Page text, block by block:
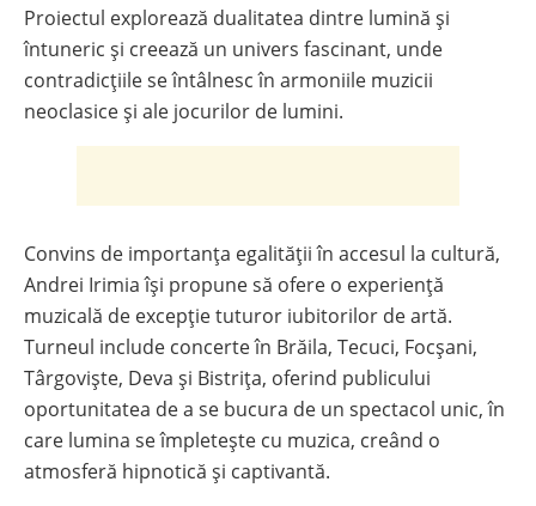
Proiectul explorează dualitatea dintre lumină și
întuneric și creează un univers fascinant, unde
contradicțiile se întâlnesc în armoniile muzicii
neoclasice și ale jocurilor de lumini.
Convins de importanța egalității în accesul la cultură,
Andrei Irimia își propune să ofere o experiență
muzicală de excepție tuturor iubitorilor de artă.
Turneul include concerte în Brăila, Tecuci, Focșani,
Târgoviște, Deva și Bistrița, oferind publicului
oportunitatea de a se bucura de un spectacol unic, în
care lumina se împletește cu muzica, creând o
atmosferă hipnotică și captivantă.